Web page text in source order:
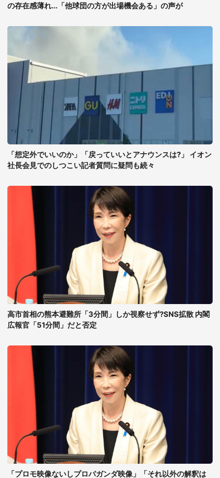
の存在感薄れ...「他球団の方が出場機会ある」の声が
「想定外でいいのか」「戻っていいとアナウンスは?」 イオン
社長会見でのしつこい記者質問に疑問も続々
高市首相の熊本避難所「3分間」しか視察せず?SNS拡散 内閣
広報官「51分間」だと否定
「プロモ映像ないしプロパガンダ映像」「それ以外の解釈は